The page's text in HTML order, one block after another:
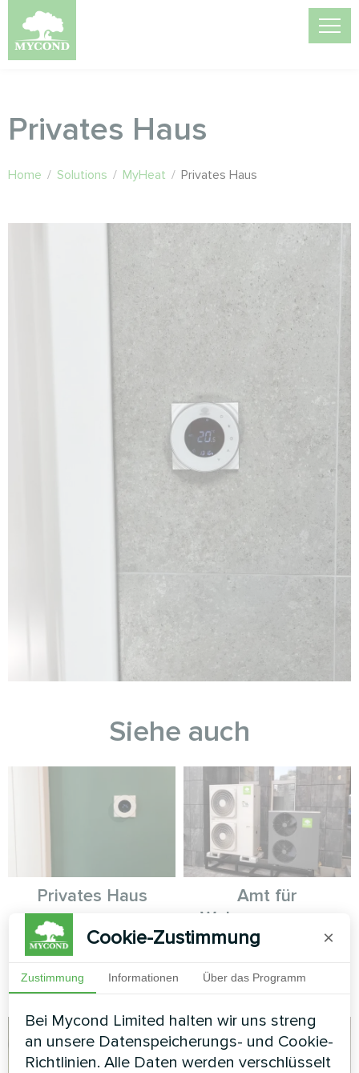
Privates Haus
Home / Solutions / MyHeat / Privates Haus
Siehe auch
Privates Haus
Heizung Fußbodenthermostat
Mycond ORB Heat
Amt für
Wohnungswesen
Serie und Split-Wärmepumpe
Artic Home Basic-Serie
Cookie-Zustimmung ×
Zustimmung Informationen Über das Programm
Bei Mycond Limited halten wir uns streng
an unsere Datenspeicherungs- und Cookie-
Richtlinien. Alle Daten werden verschlüsselt